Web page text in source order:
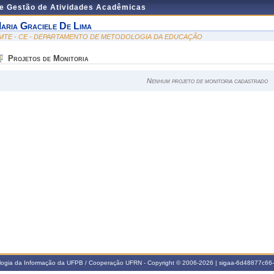
Gestão de Atividades Acadêmicas
Graciele De Lima
- CE - DEPARTAMENTO DE METODOLOGIA DA EDUCAÇÃO
Projetos de Monitoria
Nenhum projeto de monitoria cadastrado
da Informação da UFPB / Cooperação UFRN - Copyright © 2006-2026 | sigaa-